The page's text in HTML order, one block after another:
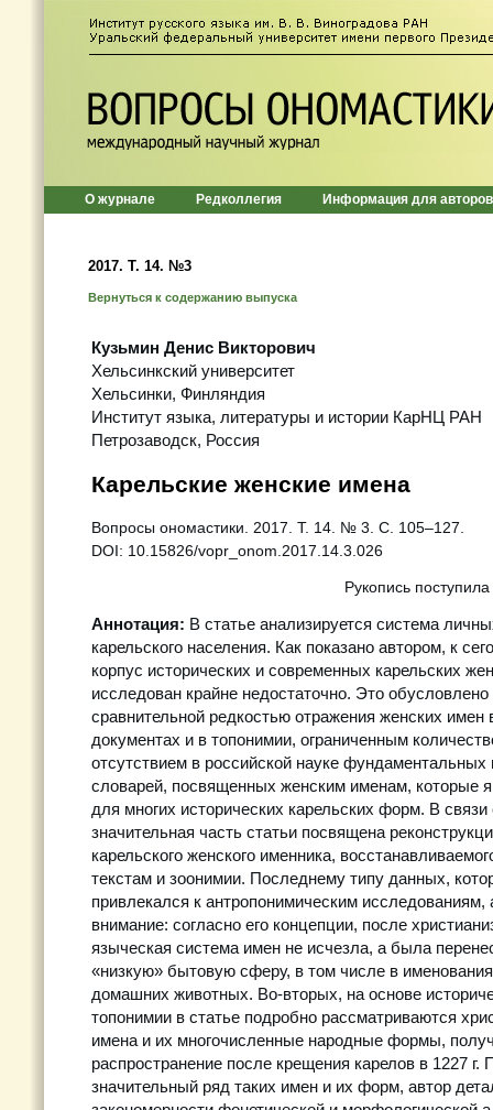
О журнале Редколлегия Информация для авторов
2017. T. 14. №3
Вернуться к содержанию выпуска
Кузьмин Денис Викторович
Хельсинкский университет
Хельсинки, Финляндия
Институт языка, литературы и истории КарНЦ РАН
Петрозаводск, Россия
Карельские женские имена
Вопросы ономастики. 2017. Т. 14. № 3. С. 105–127.
DOI: 10.15826/vopr_onom.2017.14.3.026
Рукопись
Аннотация: В статье анализируется система
карельского населения. Как показано автором, к
корпус исторических и современных карельских
исследован крайне недостаточно. Это
сравнительной редкостью отражения женских имен
документах и в топонимии, ограниченным
отсутствием в российской науке фундаментальных
словарей, посвященных женским именам, которые
для многих исторических карельских форм. В
значительная часть статьи посвящена
карельского женского именника,
текстам и зоонимии. Последнему типу данных,
привлекался к антропонимическим исследованиям,
внимание: согласно его концепции, после
языческая система имен не исчезла, а была
«низкую» бытовую сферу, в том числе в именования
домашних животных. Во-вторых, на основе
топонимии в статье подробно рассматриваются
имена и их многочисленные народные формы,
распространение после крещения карелов в 1227 г.
значительный ряд таких имен и их форм, автор